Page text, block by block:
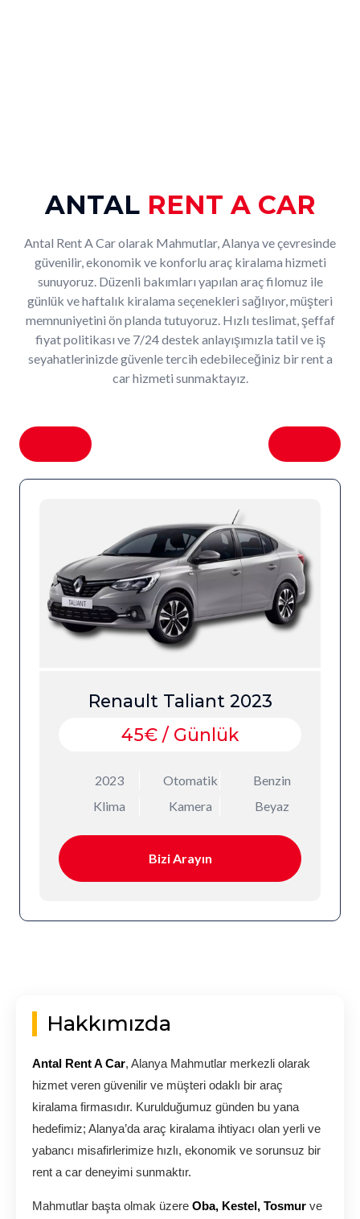
ANTAL RENT A CAR
Antal Rent A Car olarak Mahmutlar, Alanya ve çevresinde
güvenilir, ekonomik ve konforlu araç kiralama hizmeti
sunuyoruz. Düzenli bakımları yapılan araç filomuz ile
günlük ve haftalık kiralama seçenekleri sağlıyor, müşteri
memnuniyetini ön planda tutuyoruz. Hızlı teslimat, şeffaf
fiyat politikası ve 7/24 destek anlayışımızla tatil ve iş
seyahatlerinizde güvenle tercih edebileceğiniz bir rent a
car hizmeti sunmaktayız.
Renault Taliant 2023
45€ / Günlük
2023 Otomatik
Benzin
Klima
Kamera Beyaz
Bizi Arayın
Hakkımızda
Antal Rent A Car, Alanya Mahmutlar merkezli olarak
hizmet veren güvenilir ve müşteri odaklı bir araç
kiralama firmasıdır. Kurulduğumuz günden bu yana
hedefimiz; Alanya’da araç kiralama ihtiyacı olan yerli ve
yabancı misafirlerimize hızlı, ekonomik ve sorunsuz bir
rent a car deneyimi sunmaktır.
Mahmutlar başta olmak üzere Oba, Kestel, Tosmur ve